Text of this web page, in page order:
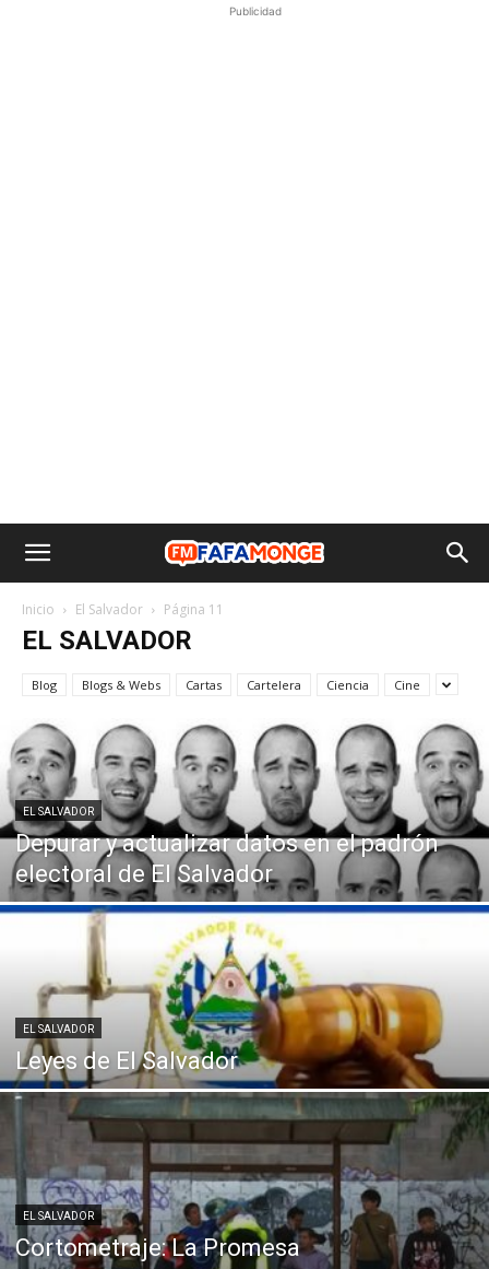
Publicidad
Inicio El Salvador Página 11
EL SALVADOR
Blog Blogs & Webs Cartas Cartelera Ciencia Cine
EL SALVADOR
Depurar y actualizar datos en el padrón
electoral de El Salvador
EL SALVADOR
Leyes de El Salvador
EL SALVADOR
Cortometraje: La Promesa